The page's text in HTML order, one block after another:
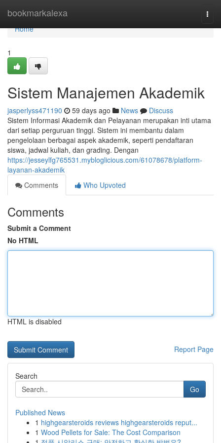
bookmarkalexa
Home
Home
1
Sistem Manajemen Akademik
jasperlyss471190 59 days ago News
Discuss
Sistem Informasi Akademik dan Pelayanan merupakan inti utama
dari setiap perguruan tinggi. Sistem ini membantu dalam
pengelolaan berbagai aspek akademik, seperti pendaftaran
siswa, jadwal kuliah, dan grading. Dengan
https://jesseylfg765531.mybloglicious.com/61078678/platform-
layanan-akademik
Comments
Who Upvoted
Comments
Submit a Comment
No HTML
HTML is disabled
Report Page
Search
Go
Published News
1 highgearsteroids reviews highgearsteroids reput...
1 Wood Pellets for Sale: The Cost Comparison